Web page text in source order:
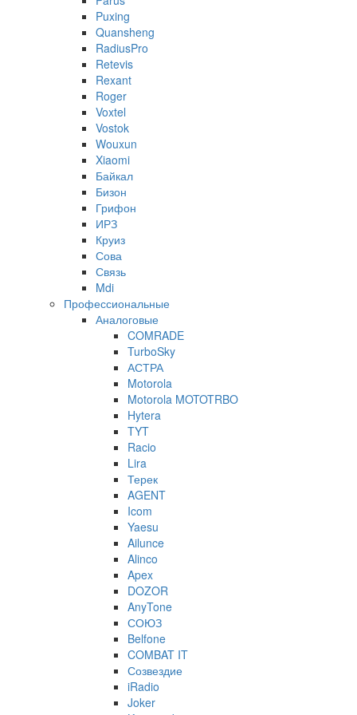
Puxing
Quansheng
RadiusPro
Retevis
Rexant
Roger
Voxtel
Vostok
Wouxun
Xiaomi
Байкал
Бизон
Грифон
ИРЗ
Круиз
Сова
Связь
Mdi
Профессиональные
Аналоговые
COMRADE
TurboSky
АСТРА
Motorola
Motorola MOTOTRBO
Hytera
TYT
Racio
Lira
Терек
AGENT
Icom
Yaesu
Ailunce
Alinco
Apex
DOZOR
AnyTone
СОЮЗ
Belfone
COMBAT IT
Созвездие
iRadio
Joker